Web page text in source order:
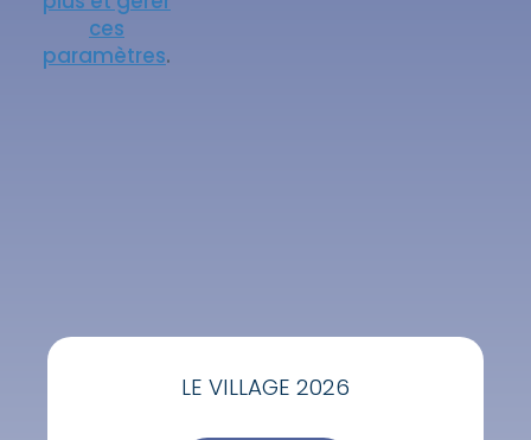
ces
paramètres.
LE VILLAGE 2026